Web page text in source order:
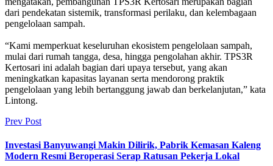
dari pendekatan sistemik, transformasi perilaku, dan kelembagaan
pengelolaan sampah.
“Kami memperkuat keseluruhan ekosistem pengelolaan sampah,
mulai dari rumah tangga, desa, hingga pengolahan akhir. TPS3R
Kertosari ini adalah bagian dari upaya tersebut, yang akan
meningkatkan kapasitas layanan serta mendorong praktik
pengelolaan yang lebih bertanggung jawab dan berkelanjutan,” kata
Lintong.
Prev Post
Investasi Banyuwangi Makin Dilirik, Pabrik Kemasan Kaleng
Modern Resmi Beroperasi Serap Ratusan Pekerja Lokal